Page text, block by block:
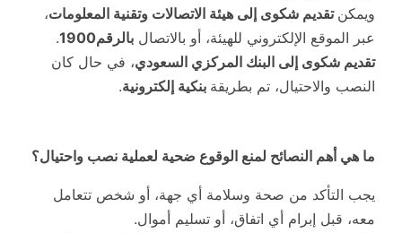
ويمكن تقديم شكوى إلى هيئة الاتصالات وتقنية المعلومات،
عبر الموقع الإلكتروني للهيئة، أو بالاتصال بالرقم1900
.
تقديم شكوى إلى البنك المركزي السعودي، في حال كان
النصب والاحتيال، تم بطريقة بنكية إلكترونية.
ما هي أهم النصائح لمنع الوقوع ضحية لعملية نصب واحتيال؟
يجب التأكد من صحة وسلامة أي جهة، أو شخص تتعامل
معه، قبل إبرام أي اتفاق، أو تسليم أموال.